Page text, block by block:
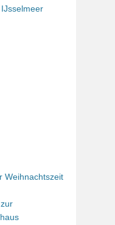
Weihnachtszeit